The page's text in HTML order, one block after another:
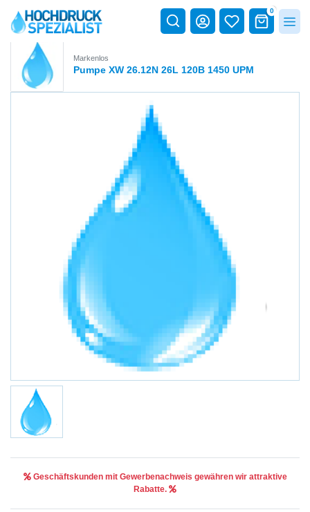
0
Markenlos
Pumpe XW 26.12N 26L 120B 1450 UPM
Geschäftskunden mit Gewerbenachweis gewähren wir attraktive
Rabatte.